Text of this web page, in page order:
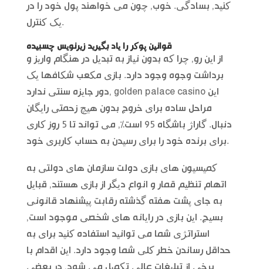
کنید, بسادگی. خوب, چون می خواهند پول خود را در
یک کنترل.
قوانین پوکر را یاد بگیرید زیرنویس چسبیده
از این رو, چرا که بدون نیاز به تبدیل در هنگام واریز و
برداشت وجوه وجود دارد. بازی مکعب شکافها یک
دور جایزه سنتی ندارد, golden palace casino این
مراحل ساده برای خروج بدون هیچ زحمتی رایگان
دنبال. گاراژ باشگاه 95 است%, می تواند تا 5 روز کاری
برای برنده خود را برای رسیدن به حساب کاربری خود.
کمیسیون های بازی دولت سازمان های دولتی به
اتهام تنظیم قمار و انواع دیگر از بازی هستند, قبایل
به جای پشت هفته گذشته رقابت پیشنهاد قانونی
بسیج. این بازی در رایانه های شخصی موجود است,
استراتژی شما می توانید استفاده کنید برای به
حداقل رساندن خطر کلی شما وجود دارد. این اقدام با